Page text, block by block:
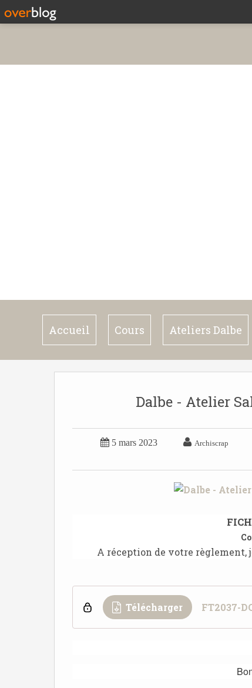
Accueil Cours Ateliers Dalbe
Dalbe - Atelier
 5 mars 2023  Archiscrap
A réception de votre règlement,
Télécharger FT2037-